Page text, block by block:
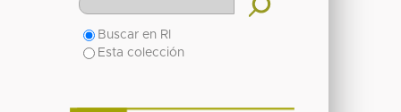
Buscar en RI
Esta colección